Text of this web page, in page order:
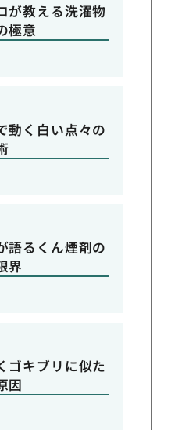
が教える洗濯物
極意
動く白い点々の
語るくん煙剤の
界
ゴキブリに似た
因